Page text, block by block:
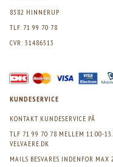
8382 HINNERUP
TLF. 71 99 70 78
CVR: 31486513
KUNDESERVICE
KONTAKT KUNDESERVICE PÅ
TLF 71 99 70 78 MELLEM 11.00-
VELVAERE.DK
MAILS BESVARES INDENFOR MAX